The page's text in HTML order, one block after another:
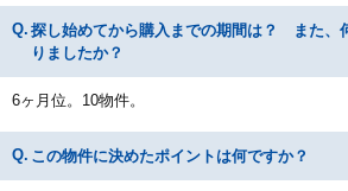
探し始めてから購入までの期間は？ また、
りましたか？
6ヶ月位。10物件。
この物件に決めたポイントは何ですか？